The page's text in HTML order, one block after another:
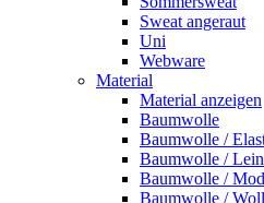
Sweat angeraut
Uni
Webware
Material
Material anzeigen
Baumwolle
Baumwolle /
Baumwolle /
Baumwolle /
Baumwolle /